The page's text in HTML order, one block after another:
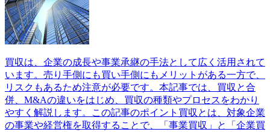
買収は、企業の成長や事業承継の手法として広く活用されて
います。売り手側にも買い手側にもメリットがある一方で、
リスクもあるため注意が必要です。本記事では、買収と合
併、M&Aの違いをはじめ、買収の種類やプロセスをわかり
やすく解説します。この記事のポイント買収とは、対象企業
の事業や経営権を取得することで、「事業買収」と「企業買